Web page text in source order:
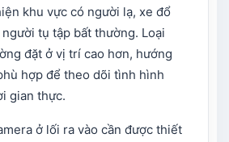
khu vực có người lạ, xe đổ
tụ tập bất thường. Loại
đặt ở vị trí cao hơn, hướng
hợp để theo dõi tình hình
gian thực.
ở lối ra vào cần được thiết